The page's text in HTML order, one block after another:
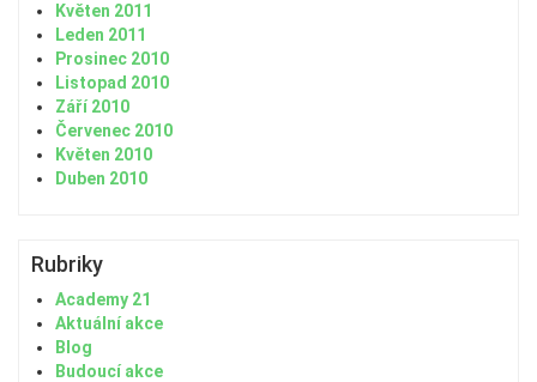
Květen 2011
Leden 2011
Prosinec 2010
Listopad 2010
Září 2010
Červenec 2010
Květen 2010
Duben 2010
Rubriky
Academy 21
Aktuální akce
Blog
Budoucí akce